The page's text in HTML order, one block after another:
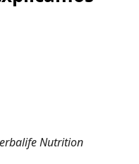
Nutrition